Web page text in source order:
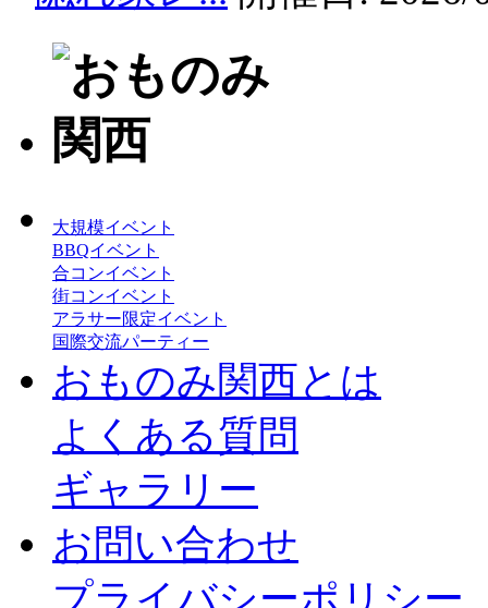
大規模イベント
BBQイベント
合コンイベント
街コンイベント
アラサー限定イベント
国際交流パーティー
おものみ関西とは
よくある質問
ギャラリー
お問い合わせ